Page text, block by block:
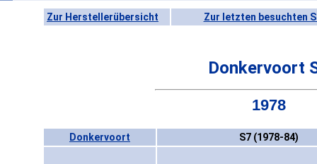
Zur Herstellerübersicht Zur letzten besuchten
Donkervoort
1978
Donkervoort S7 (1978-84)